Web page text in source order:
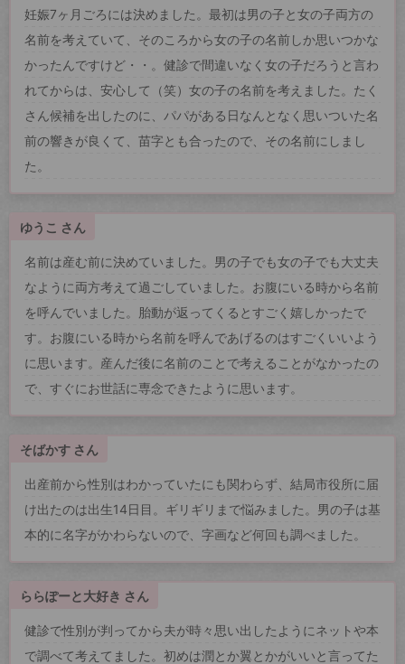
妊娠7ヶ月ごろには決めました。最初は男の子と女の子両方の
名前を考えていて、そのころから女の子の名前しか思いつかな
かったんですけど・・。健診で間違いなく女の子だろうと言わ
れてからは、安心して（笑）女の子の名前を考えました。たく
さん候補を出したのに、パパがある日なんとなく思いついた名
前の響きが良くて、苗字とも合ったので、その名前にしまし
た。
ゆうこ さん
名前は産む前に決めていました。男の子でも女の子でも大丈夫
なように両方考えて過ごしていました。お腹にいる時から名前
を呼んでいました。胎動が返ってくるとすごく嬉しかったで
す。お腹にいる時から名前を呼んであげるのはすごくいいよう
に思います。産んだ後に名前のことで考えることがなかったの
で、すぐにお世話に専念できたように思います。
そばかす さん
出産前から性別はわかっていたにも関わらず、結局市役所に届
け出たのは出生14日目。ギリギリまで悩みました。男の子は基
本的に名字がかわらないので、字画など何回も調べました。
ららぽーと大好き さん
健診で性別が判ってから夫が時々思い出したようにネットや本
で調べて考えてました。初めは潤とか翼とかがいいと言ってた